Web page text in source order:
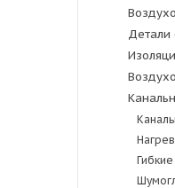
Электрика
Детали
Гибкие